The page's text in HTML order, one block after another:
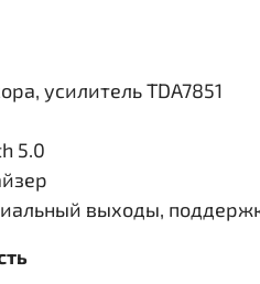
усилитель TDA7851
5.0
выходы,